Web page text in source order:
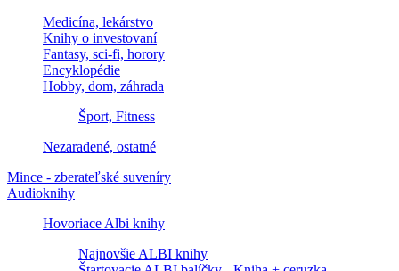
Medicína, lekárstvo
Knihy o investovaní
Fantasy, sci-fi, horory
Encyklopédie
Hobby, dom, záhrada
Šport, Fitness
Nezaradené, ostatné
Mince - zberateľské suveníry
Audioknihy
Hovoriace Albi knihy
Najnovšie ALBI knihy